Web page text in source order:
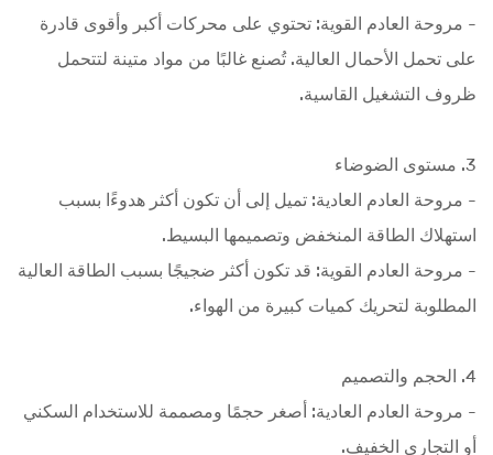
- مروحة العادم القوية: تحتوي على محركات أكبر وأقوى قادرة
على تحمل الأحمال العالية. تُصنع غالبًا من مواد متينة لتتحمل
ظروف التشغيل القاسية.
3. مستوى الضوضاء
- مروحة العادم العادية: تميل إلى أن تكون أكثر هدوءًا بسبب
استهلاك الطاقة المنخفض وتصميمها البسيط.
- مروحة العادم القوية: قد تكون أكثر ضجيجًا بسبب الطاقة العالية
المطلوبة لتحريك كميات كبيرة من الهواء.
4. الحجم والتصميم
- مروحة العادم العادية: أصغر حجمًا ومصممة للاستخدام السكني
أو التجاري الخفيف.